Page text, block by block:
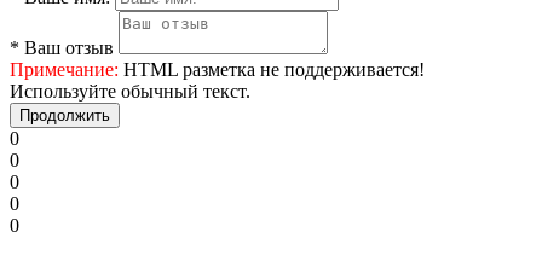
* Ваш отзыв
Примечание: HTML разметка не поддерживается!
Используйте обычный текст.
Продолжить
0
0
0
0
0